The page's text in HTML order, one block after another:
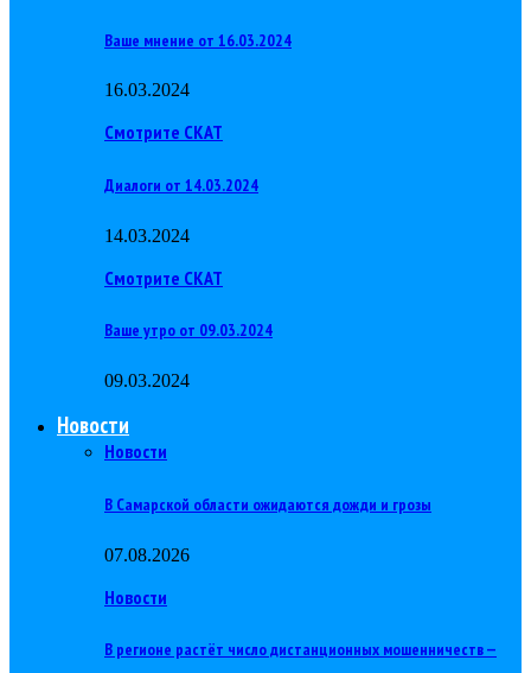
Ваше мнение от 16.03.2024
16.03.2024
Смотрите СКАТ
Диалоги от 14.03.2024
14.03.2024
Смотрите СКАТ
Ваше утро от 09.03.2024
09.03.2024
Новости
Новости
В Самарской области ожидаются дожди и грозы
07.08.2026
Новости
В регионе растёт число дистанционных мошенничеств —